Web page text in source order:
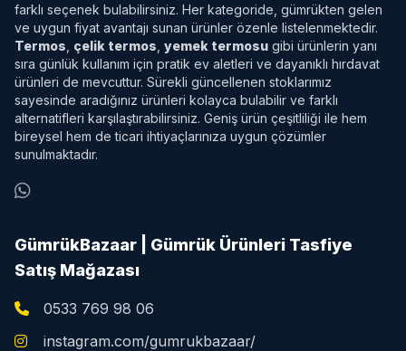
farklı seçenek bulabilirsiniz. Her kategoride, gümrükten gelen
ve uygun fiyat avantajı sunan ürünler özenle listelenmektedir.
Termos çelik termos yemek termosu gibi ürünlerin yanı
sıra günlük kullanım için pratik ev aletleri ve dayanıklı hırdavat
ürünleri de mevcuttur. Sürekli güncellenen stoklarımız
sayesinde aradığınız ürünleri kolayca bulabilir ve farklı
alternatifleri karşılaştırabilirsiniz. Geniş ürün çeşitliliği ile hem
bireysel hem de ticari ihtiyaçlarınıza uygun çözümler
sunulmaktadır.
GümrükBazaar | Gümrük Ürünleri Tasfiye
Satış Mağazası
0533 769 98 06
instagram.com/gumrukbazaar/